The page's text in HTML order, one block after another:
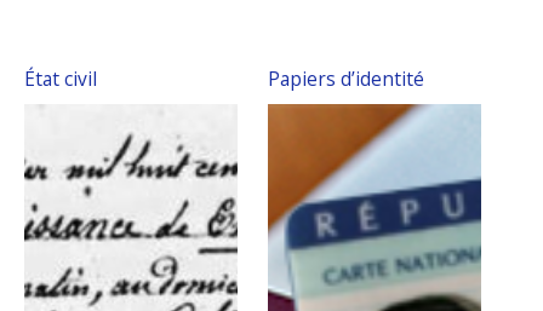
État civil Papiers d’identité